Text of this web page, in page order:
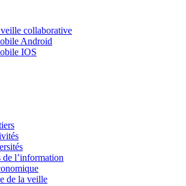
collaborative
Android
IOS
de l’information
de la veille